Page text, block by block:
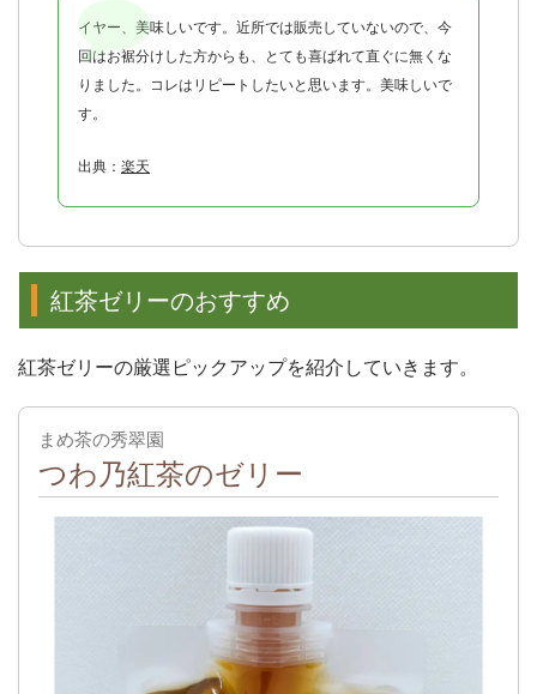
イヤー、美味しいです。近所では販売していないので、今
回はお裾分けした方からも、とても喜ばれて直ぐに無くな
りました。コレはリピートしたいと思います。美味しいで
す。
出典： 楽天
紅茶ゼリーのおすすめ
紅茶ゼリーの厳選ピックアップを紹介していきます。
まめ茶の秀翠園
つわ乃紅茶のゼリー